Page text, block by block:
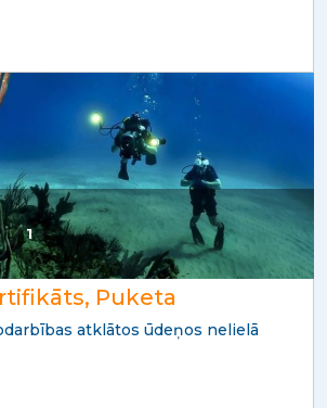
1
Puketa
atklātos ūdeņos nelielā